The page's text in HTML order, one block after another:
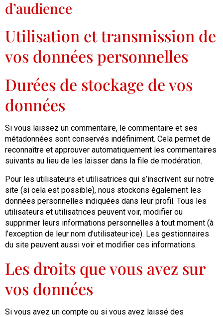
d’audience
Utilisation et transmission de
vos données personnelles
Durées de stockage de vos
données
Si vous laissez un commentaire, le commentaire et ses
métadonnées sont conservés indéfiniment. Cela permet de
reconnaître et approuver automatiquement les commentaires
suivants au lieu de les laisser dans la file de modération.
Pour les utilisateurs et utilisatrices qui s’inscrivent sur notre
site (si cela est possible), nous stockons également les
données personnelles indiquées dans leur profil. Tous les
utilisateurs et utilisatrices peuvent voir, modifier ou
supprimer leurs informations personnelles à tout moment (à
l’exception de leur nom d’utilisateur·ice). Les gestionnaires
du site peuvent aussi voir et modifier ces informations.
Les droits que vous avez sur
vos données
Si vous avez un compte ou si vous avez laissé des